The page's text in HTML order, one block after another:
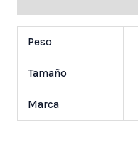
Peso
Tamaño
Marca